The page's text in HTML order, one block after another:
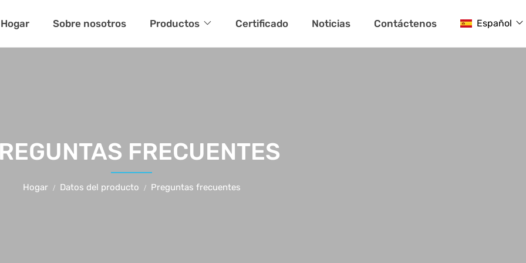
Español
Hogar Sobre nosotros Productos Certificado Noticias Contáctenos
FRECUENTES
Hogar Datos del producto Preguntas frecuentes